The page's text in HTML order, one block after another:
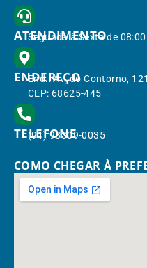
ATENDIMENTO
Segunda à Sexta de
ENDEREÇO
End.: Av. do Contorno,
CEP: 68625-445
TELEFONE
(91) 98309-0035
COMO CHEGAR À